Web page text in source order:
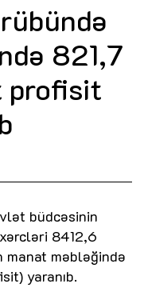
821,7
profisit
büdcəsinin
8412,6
manat məbləğində
yaranıb.